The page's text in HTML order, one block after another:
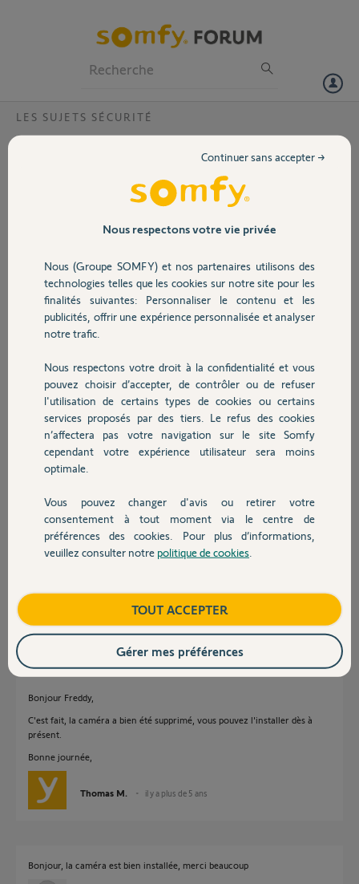
Volet
Sécurité
Domotique
Chauffage
Autres produits
Devis avec un pro
Contact
LES SUJETS SÉCURITÉ
Caméra outdoor déjà associée?
Nous avons acheté une maison
y a installé une caméra Somfy
J'essaie de la réinstallé depuis mais
impossible car "Caméra déjà
installée sur un autre compte".
Est-ce possible de dissocier de l
Freddy W.
il y a plus de 5 ans
Participer au fil de discussion
Réponses
Bonjour Guillaume, merci pour votre réponse,je vais attendre l
intervention d'un "Yellow" pour dissocier la caméra et pouvoir la
Freddy W. il y a plus de 5 ans
Bonjour Freddy,
C'est fait, la caméra a bien été supprimé, vous pouvez l'installer dès à
présent.
Bonne journée,
Thomas M. il y a plus de 5 ans
Bonjour, la caméra est bien installée, merci beaucoup
Nous respectons votre vie privée
Nous (Groupe SOMFY) et nos partenaires utilisons des
technologies telles que les cookies sur notre site pour les
finalités suivantes: Personnaliser le contenu et les
publicités, offrir une expérience personnalisée et analyser
notre trafic.
Nous respectons votre droit à la confidentialité et vous
pouvez choisir d’accepter, de contrôler ou de refuser
l'utilisation de certains types de cookies ou certains
services proposés par des tiers. Le refus des cookies
n’affectera pas votre navigation sur le site Somfy
cependant votre expérience utilisateur sera moins
optimale.
Vous pouvez changer d'avis ou retirer votre
consentement à tout moment via le centre de
préférences des cookies. Pour plus d’informations,
veuillez consulter notre politique de cookies
Continuer sans accepter →
TOUT ACCEPTER
Gérer mes préférences